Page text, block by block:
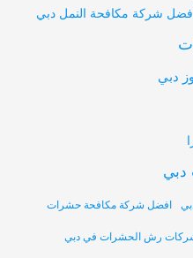
شركة مكافحة النمل دبي
دبي
دبي
افضل شركة مكافحة حشرات
رش الحشرات في دبي